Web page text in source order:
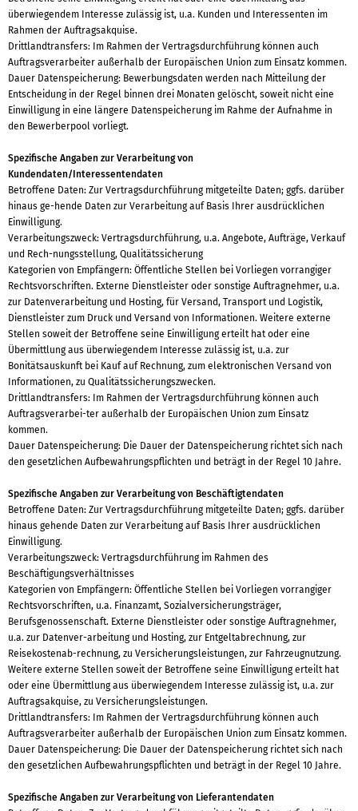
überwiegendem Interesse zulässig ist, u.a. Kunden und Interessenten im
Rahmen der Auftragsakquise.
Drittlandtransfers: Im Rahmen der Vertragsdurchführung können auch
Auftragsverarbeiter außerhalb der Europäischen Union zum Einsatz kommen.
Dauer Datenspeicherung: Bewerbungsdaten werden nach Mitteilung der
Entscheidung in der Regel binnen drei Monaten gelöscht, soweit nicht eine
Einwilligung in eine längere Datenspeicherung im Rahme der Aufnahme in
den Bewerberpool vorliegt.
Spezifische Angaben zur Verarbeitung von
Kundendaten/Interessentendaten
Betroffene Daten: Zur Vertragsdurchführung mitgeteilte Daten; ggfs. darüber
hinaus ge-hende Daten zur Verarbeitung auf Basis Ihrer ausdrücklichen
Einwilligung.
Verarbeitungszweck: Vertragsdurchführung, u.a. Angebote, Aufträge, Verkauf
und Rech-nungsstellung, Qualitätssicherung
Kategorien von Empfängern: Öffentliche Stellen bei Vorliegen vorrangiger
Rechtsvorschriften. Externe Dienstleister oder sonstige Auftragnehmer, u.a.
zur Datenverarbeitung und Hosting, für Versand, Transport und Logistik,
Dienstleister zum Druck und Versand von Informationen. Weitere externe
Stellen soweit der Betroffene seine Einwilligung erteilt hat oder eine
Übermittlung aus überwiegendem Interesse zulässig ist, u.a. zur
Bonitätsauskunft bei Kauf auf Rechnung, zum elektronischen Versand von
Informationen, zu Qualitätssicherungszwecken.
Drittlandtransfers: Im Rahmen der Vertragsdurchführung können auch
Auftragsverarbei-ter außerhalb der Europäischen Union zum Einsatz
kommen.
Dauer Datenspeicherung: Die Dauer der Datenspeicherung richtet sich nach
den gesetzlichen Aufbewahrungspflichten und beträgt in der Regel 10 Jahre.
Spezifische Angaben zur Verarbeitung von Beschäftigtendaten
Betroffene Daten: Zur Vertragsdurchführung mitgeteilte Daten; ggfs. darüber
hinaus gehende Daten zur Verarbeitung auf Basis Ihrer ausdrücklichen
Einwilligung.
Verarbeitungszweck: Vertragsdurchführung im Rahmen des
Beschäftigungsverhältnisses
Kategorien von Empfängern: Öffentliche Stellen bei Vorliegen vorrangiger
Rechtsvorschriften, u.a. Finanzamt, Sozialversicherungsträger,
Berufsgenossenschaft. Externe Dienstleister oder sonstige Auftragnehmer,
u.a. zur Datenver-arbeitung und Hosting, zur Entgeltabrechnung, zur
Reisekostenab-rechnung, zu Versicherungsleistungen, zur Fahrzeugnutzung.
Weitere externe Stellen soweit der Betroffene seine Einwilligung erteilt hat
oder eine Übermittlung aus überwiegendem Interesse zulässig ist, u.a. zur
Auftragsakquise, zu Versicherungsleistungen.
Drittlandtransfers: Im Rahmen der Vertragsdurchführung können auch
Auftragsverarbeiter außerhalb der Europäischen Union zum Einsatz kommen.
Dauer Datenspeicherung: Die Dauer der Datenspeicherung richtet sich nach
den gesetzlichen Aufbewahrungspflichten und beträgt in der Regel 10 Jahre.
Spezifische Angaben zur Verarbeitung von Lieferantendaten